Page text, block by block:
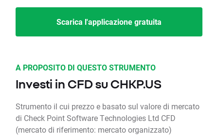
Scarica l'applicazione gratuita
A PROPOSITO DI QUESTO STRUMENTO
Investi in CFD su CHKP.US
Strumento il cui prezzo e basato sul valore di mercato
di Check Point Software Technologies Ltd CFD
(mercato di riferimento: mercato organizzato)